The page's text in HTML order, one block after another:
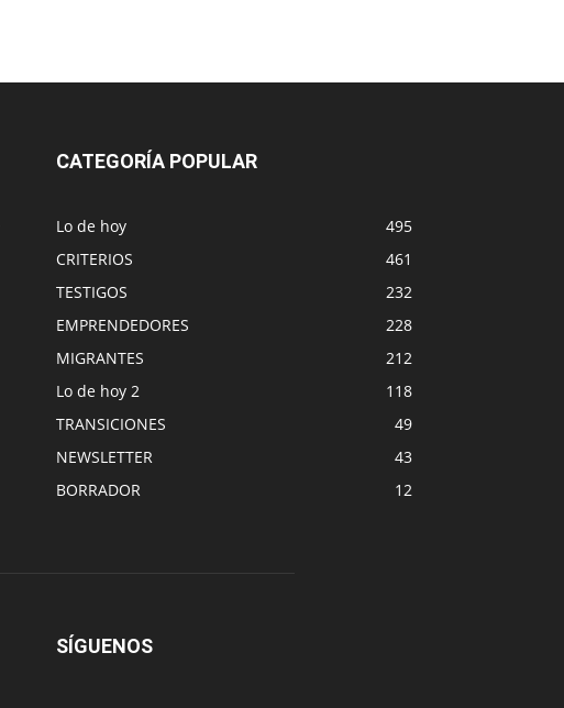
CATEGORÍA POPULAR
Lo de hoy
495
CRITERIOS
461
TESTIGOS
232
EMPRENDEDORES
228
MIGRANTES
212
Lo de hoy 2
118
TRANSICIONES
49
NEWSLETTER
43
BORRADOR
12
SÍGUENOS